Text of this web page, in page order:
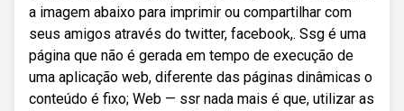
a imagem abaixo para imprimir ou compartilhar com
seus amigos através do twitter, facebook,. Ssg é uma
página que não é gerada em tempo de execução de
uma aplicação web, diferente das páginas dinâmicas o
conteúdo é fixo; Web — ssr nada mais é que, utilizar as